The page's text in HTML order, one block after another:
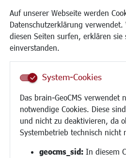
Auf unserer Webseite werden
Datenschutzerklärung
diesen Seiten surfen, erklären sie
einverstanden.
System-Cookies
Das brain-GeoCMS verwendet
notwendige Cookies. Diese
und nicht zu deaktivieren, da
Systembetrieb technisch nicht
geocms_sid: In diesem
Kinderbetreuung
Kinder und Jugend
Institutionen für Familien
Frauen
Schule
Demokratie leben
Ukrainehilfe
Hilfe für Geflüchtete
Religion